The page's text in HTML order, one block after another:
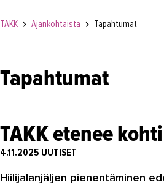
TAKK Ajankohtaista Tapahtumat
Tapahtumat
TAKK etenee
4.11.2025 UUTISET
Hiilijalanjäljen pienentäminen